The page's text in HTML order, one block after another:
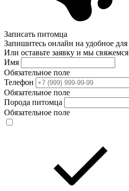
Записать питомца
Запишитесь онлайн на удобное для
Или оставьте заявку и мы
Имя
Обязательное поле
Телефон
Обязательное поле
Порода питомца
Обязательное поле